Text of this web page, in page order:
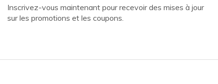
Inscrivez-vous maintenant pour recevoir des mises à jour
sur les promotions et les coupons.